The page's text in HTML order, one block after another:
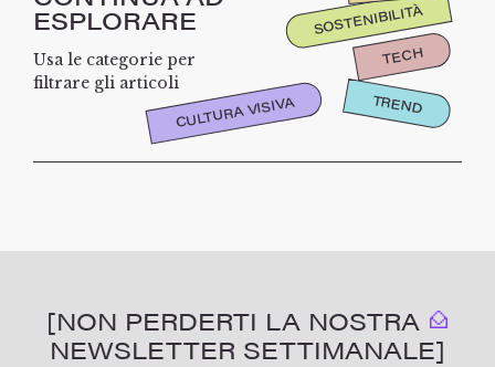
ESPLORARE
Usa le categorie per
filtrare gli articoli
SOSTENIBILITÀ
TECH
CULTURA VISIVA TREND
[NON PERDERTI LA NOSTRA
NEWSLETTER SETTIMANALE]